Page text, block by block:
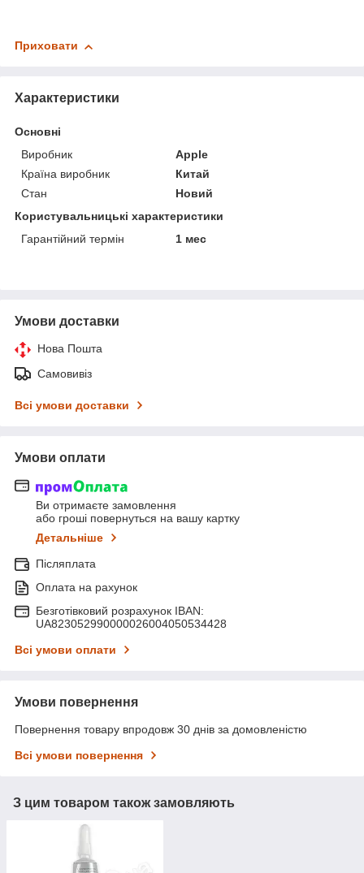
Приховати
Характеристики
Основні
Виробник
Apple
Країна виробник
Китай
Стан
Новий
Користувальницькі характеристики
Гарантійний термін
1 мес
Умови доставки
Нова Пошта
Самовивіз
Всі умови доставки
Умови оплати
Ви отримаєте замовлення
або гроші повернуться на вашу картку
Детальніше
Післяплата
Оплата на рахунок
Безготівковий розрахунок IBAN:
UA823052990000026004050534428
Всі умови оплати
Умови повернення
Повернення товару впродовж 30 днів за домовленістю
Всі умови повернення
З цим товаром також замовляють